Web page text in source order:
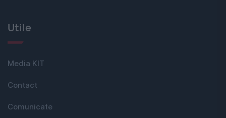
Utile
Media KIT
Contact
Comunicate